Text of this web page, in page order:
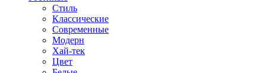
Стиль
Классические
Современные
Модерн
Хай-тек
Цвет